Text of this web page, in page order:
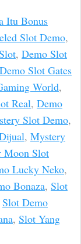
Itu Bonus
Slot Demo,
, Demo Slot
Demo Slot Gates
World,
Real, Demo
Slot Demo,
, Mystery
Moon Slot
Lucky Neko,
Bonaza, Slot
Slot Demo
, Slot Yang